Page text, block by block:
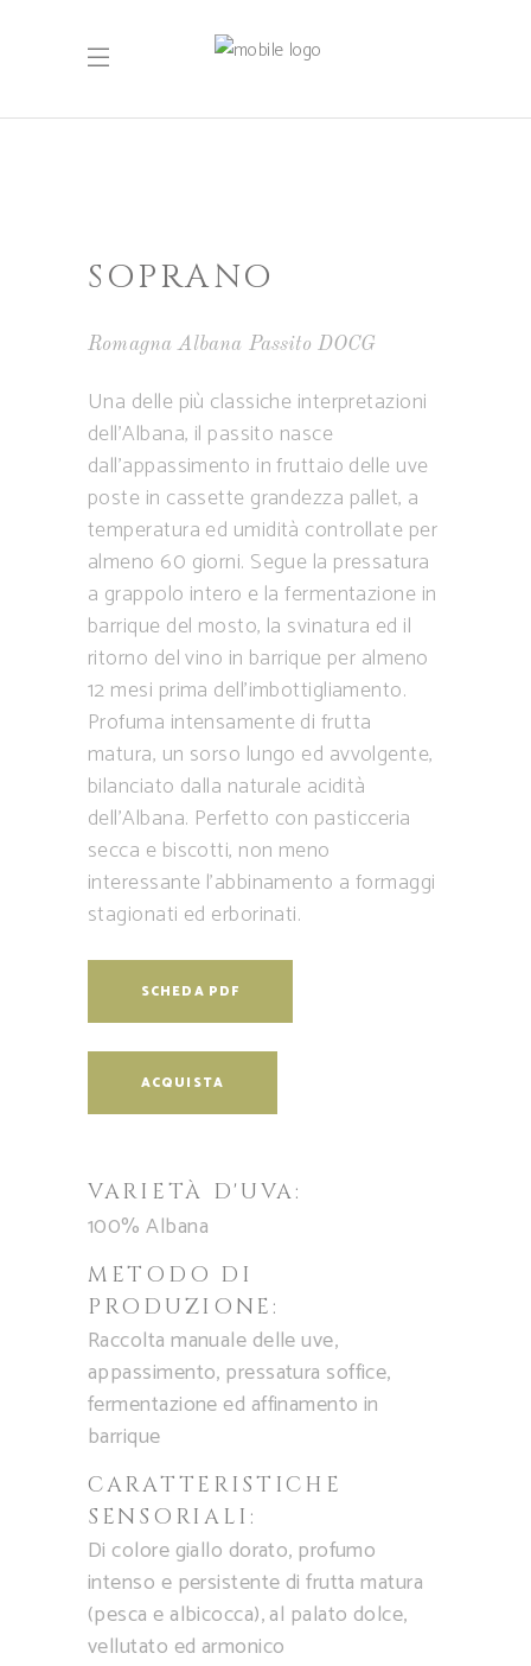
SOPRANO
Romagna Albana Passito DOCG
Una delle più classiche interpretazioni
dell’Albana, il passito nasce
dall’appassimento in fruttaio delle uve
poste in cassette grandezza pallet, a
temperatura ed umidità controllate per
almeno 60 giorni. Segue la pressatura
a grappolo intero e la fermentazione in
barrique del mosto, la svinatura ed il
ritorno del vino in barrique per almeno
12 mesi prima dell’imbottigliamento.
Profuma intensamente di frutta
matura, un sorso lungo ed avvolgente,
bilanciato dalla naturale acidità
dell’Albana. Perfetto con pasticceria
secca e biscotti, non meno
interessante l’abbinamento a formaggi
stagionati ed erborinati.
SCHEDA PDF
ACQUISTA
VARIETÀ D'UVA:
100% Albana
METODO DI
PRODUZIONE:
Raccolta manuale delle uve,
appassimento, pressatura soffice,
fermentazione ed affinamento in
barrique
CARATTERISTICHE
SENSORIALI:
Di colore giallo dorato, profumo
intenso e persistente di frutta matura
(pesca e albicocca), al palato dolce,
vellutato ed armonico